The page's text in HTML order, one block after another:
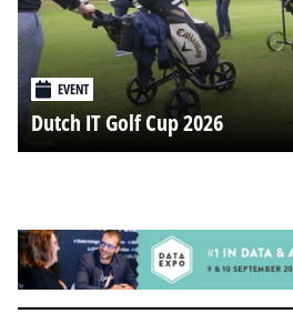
EVENT
Dutch IT Golf Cup 2026